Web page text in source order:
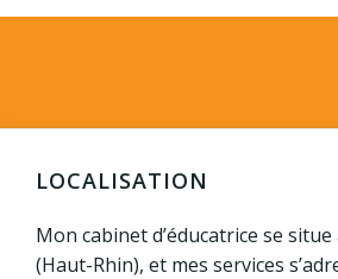
LOCALISATION
Mon cabinet d’éducatrice se situe
(Haut-Rhin), et mes services